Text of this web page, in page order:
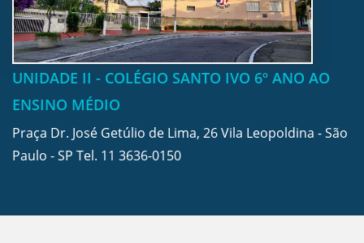
UNIDADE II - COLÉGIO SANTO IVO 6º ANO AO
ENSINO MÉDIO
Praça Dr. José Getúlio de Lima, 26 Vila Leopoldina - São
Paulo - SP Tel. 11 3636-0150